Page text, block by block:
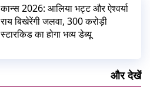
कान्स 2026: आलिया भट्ट और ऐश्वर्या
राय बिखेरेंगी जलवा, 300 करोड़ी
स्टारकिड का होगा भव्य डेब्यू
और देखें